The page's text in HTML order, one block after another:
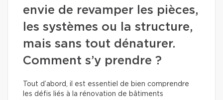
envie de revamper les pièces,
les systèmes ou la structure,
mais sans tout dénaturer.
Comment s’y prendre ?
Tout d’abord, il est essentiel de bien comprendre
les défis liés à la rénovation de bâtiments